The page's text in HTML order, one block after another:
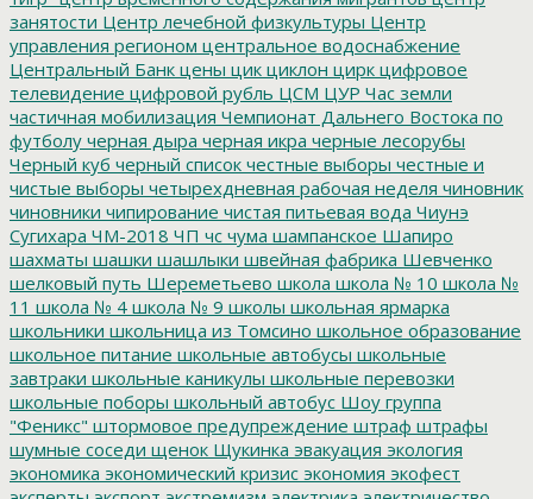
занятости Центр лечебной физкультуры Центр
управления регионом центральное водоснабжение
Центральный Банк цены цик циклон цирк цифровое
телевидение цифровой рубль ЦСМ ЦУР Час земли
частичная мобилизация Чемпионат Дальнего Востока по
футболу черная дыра черная икра черные лесорубы
Черный куб черный список честные выборы честные и
чистые выборы четырехдневная рабочая неделя чиновник
чиновники чипирование чистая питьевая вода Чиунэ
Сугихара ЧМ-2018 ЧП чс чума шампанское Шапиро
шахматы шашки шашлыки швейная фабрика Шевченко
шелковый путь Шереметьево школа школа № 10 школа №
11 школа № 4 школа № 9 школы школьная ярмарка
школьники школьница из Томсино школьное образование
школьное питание школьные автобусы школьные
завтраки школьные каникулы школьные перевозки
школьные поборы школьный автобус Шоу группа
"Феникс" штормовое предупреждение штраф штрафы
шумные соседи щенок Щукинка эвакуация экология
экономика экономический кризис экономия экофест